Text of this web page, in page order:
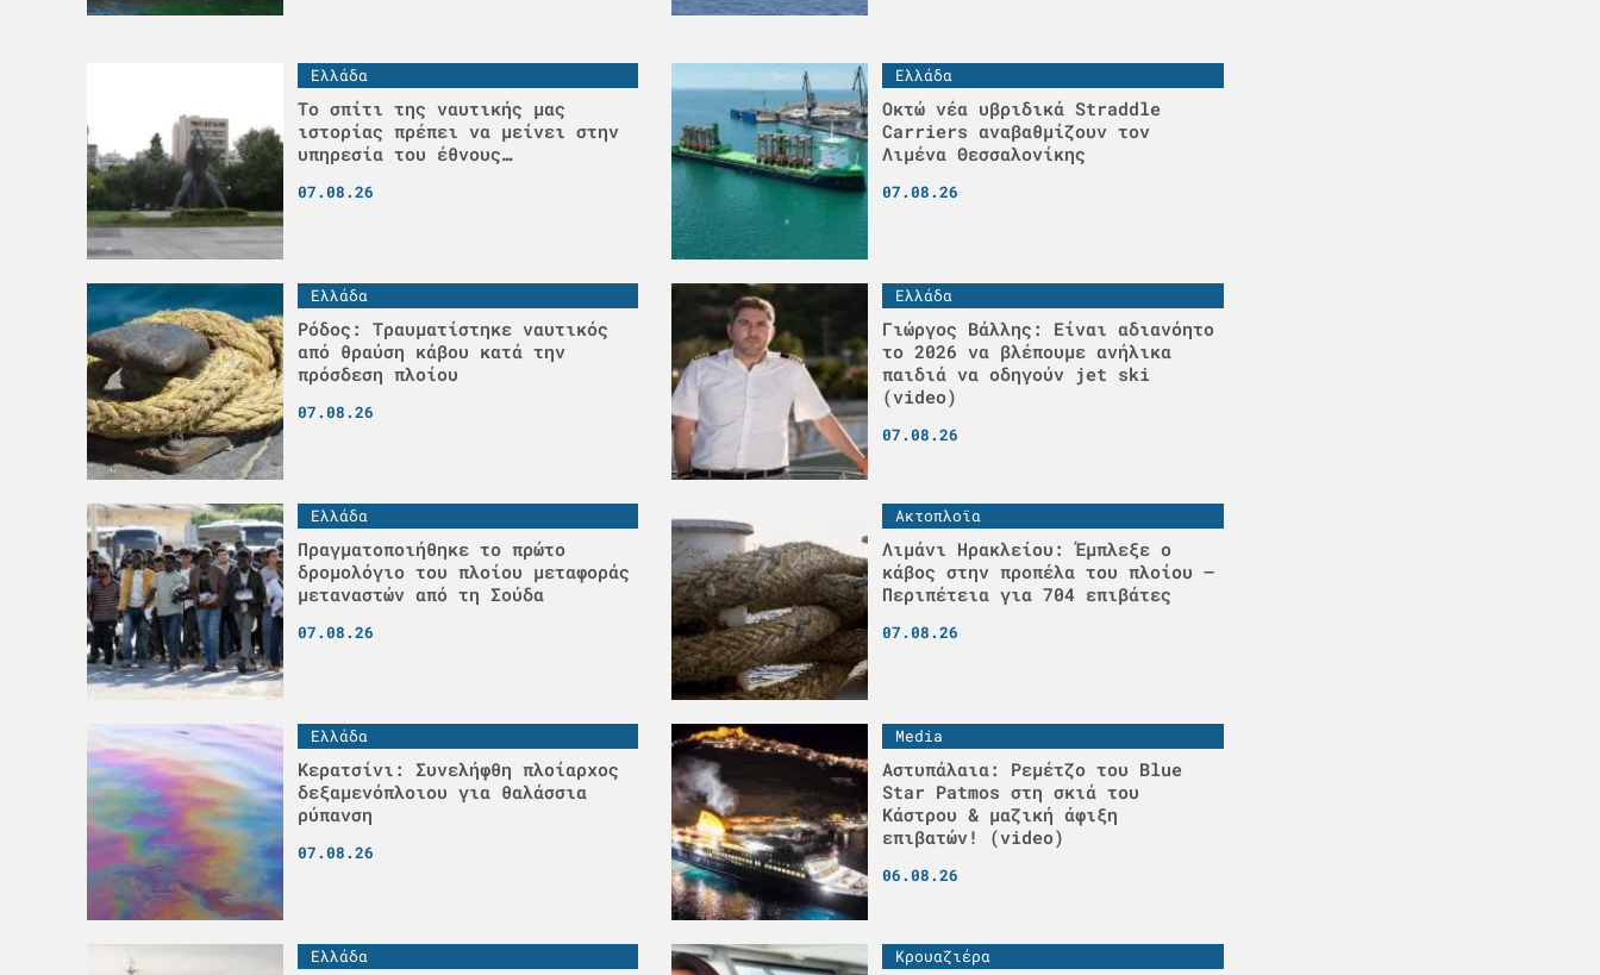
Ελλάδα
Το σπίτι της ναυτικής μας
ιστορίας πρέπει να μείνει στην
υπηρεσία του έθνους…
07.08.26
Ελλάδα
Οκτώ νέα υβριδικά Straddle
Carriers αναβαθμίζουν τον
Λιμένα Θεσσαλονίκης
07.08.26
Ελλάδα
Ρόδος: Τραυματίστηκε ναυτικός
από θραύση κάβου κατά την
πρόσδεση πλοίου
07.08.26
Ελλάδα
Γιώργος Βάλλης: Είναι αδιανόητο
το 2026 να βλέπουμε ανήλικα
παιδιά να οδηγούν jet ski
(video)
07.08.26
Ελλάδα
Πραγματοποιήθηκε το πρώτο
δρομολόγιο του πλοίου μεταφοράς
μεταναστών από τη Σούδα
07.08.26
Ακτοπλοϊα
Λιμάνι Ηρακλείου: Έμπλεξε ο
κάβος στην προπέλα του πλοίου –
Περιπέτεια για 704 επιβάτες
07.08.26
Ελλάδα
Κερατσίνι: Συνελήφθη πλοίαρχος
δεξαμενόπλοιου για θαλάσσια
ρύπανση
07.08.26
Media
Αστυπάλαια: Ρεμέτζο του Blue
Star Patmos στη σκιά του
Κάστρου & μαζική άφιξη
επιβατών! (video)
06.08.26
Ελλάδα Κρουαζιέρα